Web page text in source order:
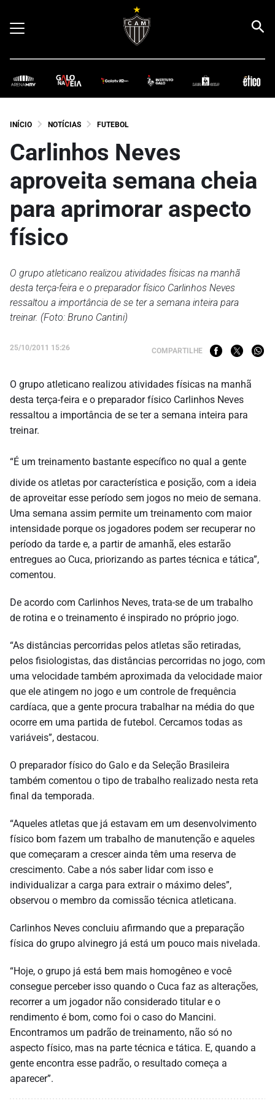
INÍCIO NOTÍCIAS FUTEBOL
Carlinhos Neves
aproveita semana cheia
para aprimorar aspecto
físico
O grupo atleticano realizou atividades físicas na manhã
desta terça-feira e o preparador físico Carlinhos Neves
ressaltou a importância de se ter a semana inteira para
treinar. (Foto: Bruno Cantini)
25/10/2011 15:26 COMPARTILHE
O grupo atleticano realizou atividades físicas na manhã
desta terça-feira e o preparador físico Carlinhos Neves
ressaltou a importância de se ter a semana inteira para
treinar.
“É um treinamento bastante específico no qual a gente
divide os atletas por característica e posição, com a ideia
de aproveitar esse período sem jogos no meio de semana.
Uma semana assim permite um treinamento com maior
intensidade porque os jogadores podem ser recuperar no
período da tarde e, a partir de amanhã, eles estarão
entregues ao Cuca, priorizando as partes técnica e tática”,
comentou.
De acordo com Carlinhos Neves, trata-se de um trabalho
de rotina e o treinamento é inspirado no próprio jogo.
“As distâncias percorridas pelos atletas são retiradas,
pelos fisiologistas, das distâncias percorridas no jogo, com
uma velocidade também aproximada da velocidade maior
que ele atingem no jogo e um controle de frequência
cardíaca, que a gente procura trabalhar na média do que
ocorre em uma partida de futebol. Cercamos todas as
variáveis”, destacou.
O preparador físico do Galo e da Seleção Brasileira
também comentou o tipo de trabalho realizado nesta reta
final da temporada.
“Aqueles atletas que já estavam em um desenvolvimento
físico bom fazem um trabalho de manutenção e aqueles
que começaram a crescer ainda têm uma reserva de
crescimento. Cabe a nós saber lidar com isso e
individualizar a carga para extrair o máximo deles”,
observou o membro da comissão técnica atleticana.
Carlinhos Neves concluiu afirmando que a preparação
física do grupo alvinegro já está um pouco mais nivelada.
“Hoje, o grupo já está bem mais homogêneo e você
consegue perceber isso quando o Cuca faz as alterações,
recorrer a um jogador não considerado titular e o
rendimento é bom, como foi o caso do Mancini.
Encontramos um padrão de treinamento, não só no
aspecto físico, mas na parte técnica e tática. E, quando a
gente encontra esse padrão, o resultado começa a
aparecer”.